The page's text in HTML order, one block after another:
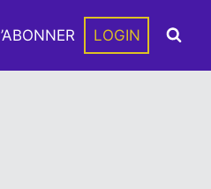
LOGIN